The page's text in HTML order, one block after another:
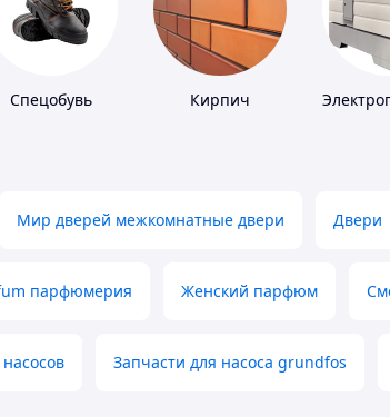
Спецобувь Кирпич
Мир дверей межкомнатные двери Двери
парфюмерия Женский парфюм
Запчасти для насоса grundfos